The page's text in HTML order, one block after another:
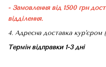
- Замовлення від 1500 грн
відділення.
4. Адресна доставка
Термін відправки 1-3 дні